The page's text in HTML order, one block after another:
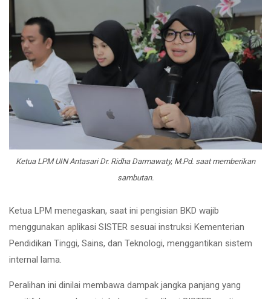
Ketua LPM UIN Antasari Dr. Ridha Darmawaty, M.Pd. saat memberikan
sambutan.
Ketua LPM menegaskan, saat ini pengisian BKD wajib
menggunakan aplikasi SISTER sesuai instruksi Kementerian
Pendidikan Tinggi, Sains, dan Teknologi, menggantikan sistem
internal lama.
Peralihan ini dinilai membawa dampak jangka panjang yang